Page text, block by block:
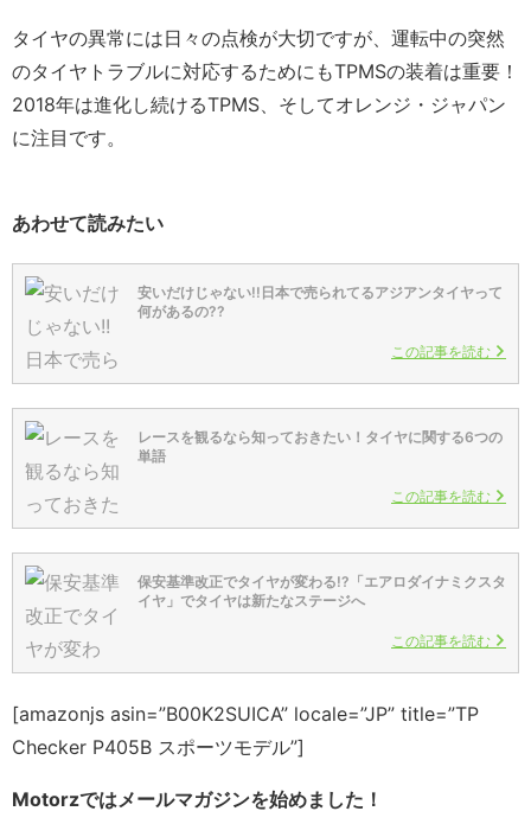
タイヤの異常には日々の点検が大切ですが、運転中の突然
のタイヤトラブルに対応するためにもTPMSの装着は重要！
2018年は進化し続けるTPMS、そしてオレンジ・ジャパン
に注目です。
あわせて読みたい
安いだけじゃない!!日本で売られてるアジアンタイヤって
何があるの??
この記事を読む
レースを観るなら知っておきたい！タイヤに関する6つの
単語
この記事を読む
保安基準改正でタイヤが変わる!?「エアロダイナミクスタ
イヤ」でタイヤは新たなステージへ
この記事を読む
[amazonjs asin=”B00K2SUICA” locale=”JP” title=”TP
Checker P405B スポーツモデル”]
Motorzではメールマガジンを始めました！